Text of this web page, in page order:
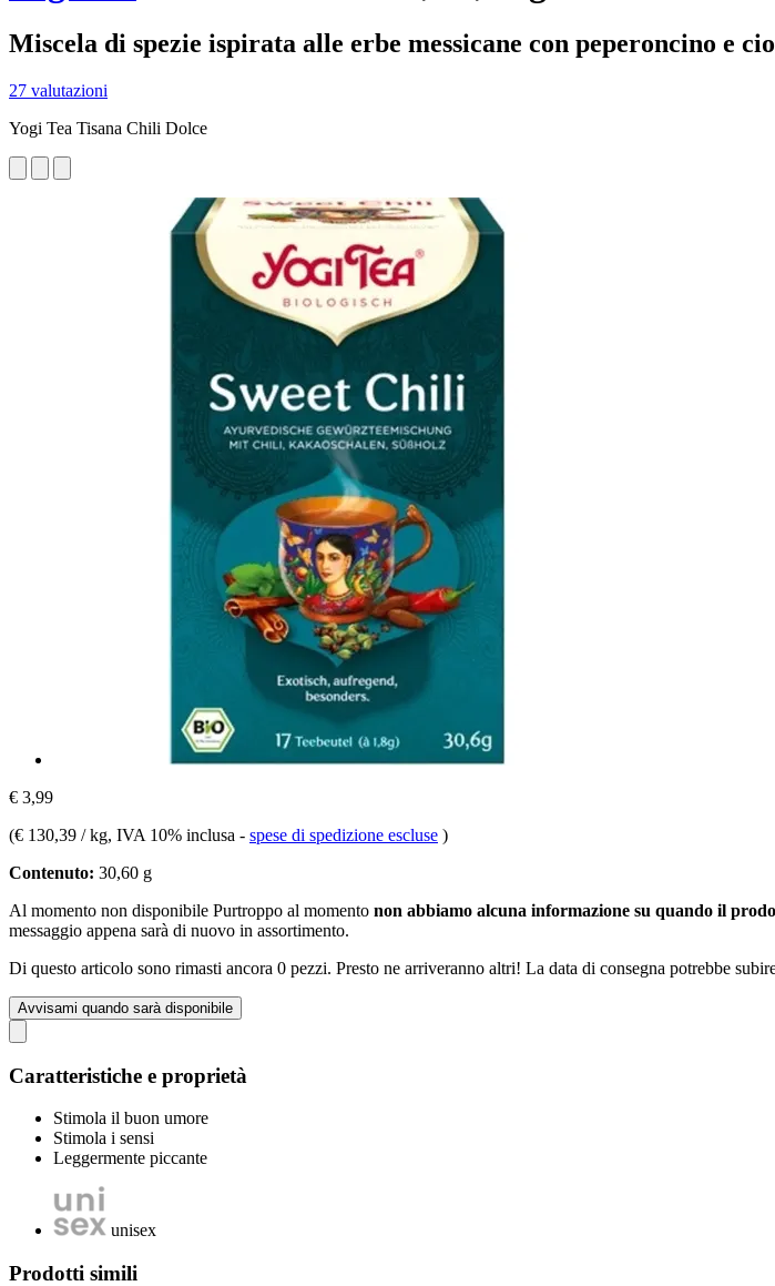
Miscela di spezie ispirata alle erbe messicane con peperoncino e
27 valutazioni
Yogi Tea Tisana Chili Dolce
€ 3,99
(€ 130,39 / kg, IVA 10% inclusa - spese di spedizione escluse )
Contenuto: 30,60 g
Al momento non disponibile Purtroppo al momento non abbiamo alcuna informazione su quando il
messaggio appena sarà di nuovo in assortimento.
Di questo articolo sono rimasti ancora 0 pezzi. Presto ne arriveranno altri! La data di consegna potrebbe
Avvisami quando sarà disponibile
Caratteristiche e proprietà
Stimola il buon umore
Stimola i sensi
Leggermente piccante
unisex
Prodotti simili